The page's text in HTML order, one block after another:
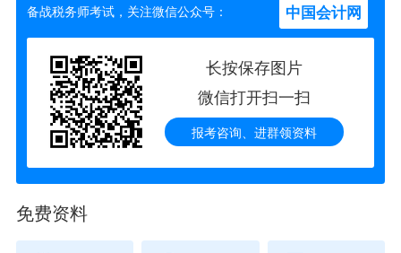
备战税务师考试，关注微信公众号： 中国会计网
长按保存图片
微信打开扫一扫
报考咨询、进群领资料
免费资料